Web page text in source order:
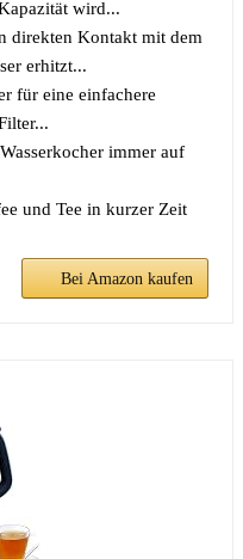
wird...
direkten Kontakt mit dem
erhitzt...
für eine einfachere
immer auf
und Tee in kurzer Zeit
Bei Amazon kaufen